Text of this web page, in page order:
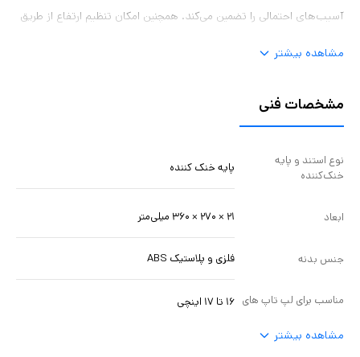
آسیب‌های احتمالی را تضمین می‌کند. همچنین امکان تنظیم ارتفاع از طریق
مشاهده بیشتر
مشخصات فنی
نوع استند و پایه
خنک‌کننده
پایه خنک کننده
ابعاد ۲۱ × ۲۷۰ × ۳۶۰ میلی‌متر
جنس بدنه فلزی و پلاستیک ABS
مناسب برای لپ تاپ های ۱۶ تا ۱۷ اینچی
مشاهده بیشتر